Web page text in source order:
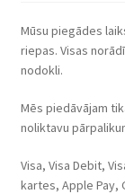
Mūsu piegādes
riepas. Visas
nodokli.
Mēs piedāvājam
noliktavu
Visa, Visa Debit,
kartes, Apple Pay,